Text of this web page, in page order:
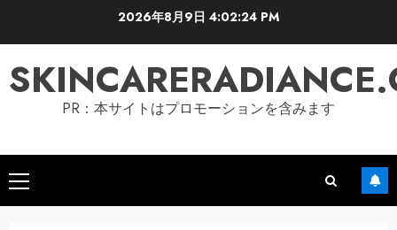
2026年8月9日 4:02:25 PM
PR：本サイトはプロモーションを含みます
Primary
Menu